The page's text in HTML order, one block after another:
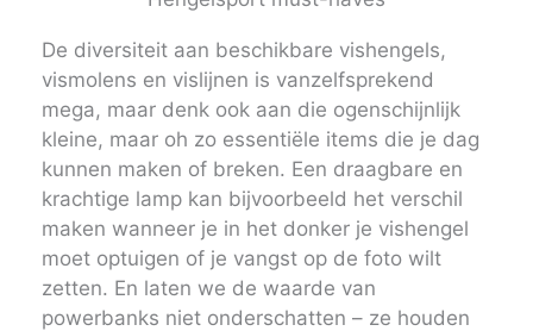
De diversiteit aan beschikbare vishengels,
vismolens en vislijnen is vanzelfsprekend
mega, maar denk ook aan die ogenschijnlijk
kleine, maar oh zo essentiële items die je dag
kunnen maken of breken. Een draagbare en
krachtige lamp kan bijvoorbeeld het verschil
maken wanneer je in het donker je vishengel
moet optuigen of je vangst op de foto wilt
zetten. En laten we de waarde van
powerbanks niet onderschatten – ze houden